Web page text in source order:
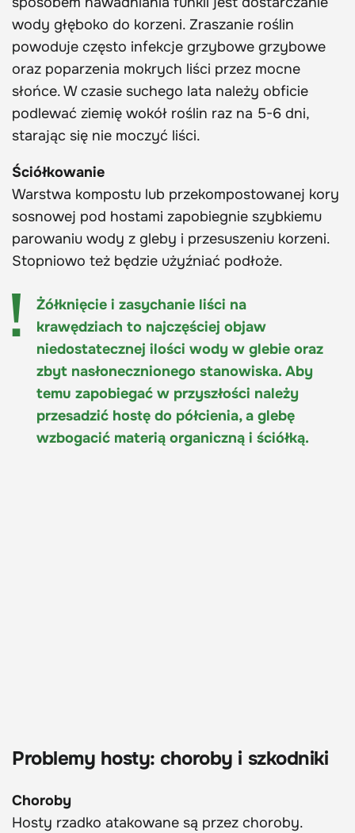
wody głęboko do korzeni. Zraszanie roślin
powoduje często infekcje grzybowe grzybowe
oraz poparzenia mokrych liści przez mocne
słońce. W czasie suchego lata należy obficie
podlewać ziemię wokół roślin raz na 5-6 dni,
starając się nie moczyć liści.
Ściółkowanie
Warstwa kompostu lub przekompostowanej kory
sosnowej pod hostami zapobiegnie szybkiemu
parowaniu wody z gleby i przesuszeniu korzeni.
Stopniowo też będzie użyźniać podłoże.
Żółknięcie i zasychanie liści na
krawędziach to najczęściej objaw
niedostatecznej ilości wody w glebie oraz
zbyt nasłonecznionego stanowiska. Aby
temu zapobiegać w przyszłości należy
przesadzić hostę do półcienia, a glebę
wzbogacić materią organiczną i ściółką.
Problemy hosty: choroby i szkodniki
Choroby
Hosty rzadko atakowane są przez choroby.